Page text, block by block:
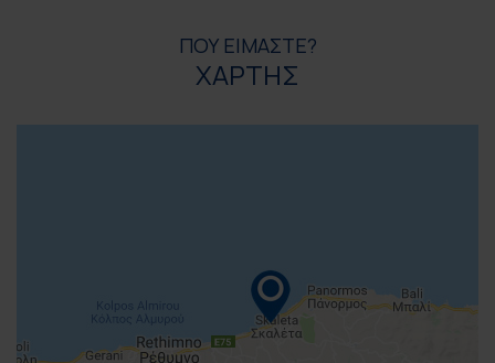
ΠΟΥ ΕΙΜΑΣΤΕ?
ΧΑΡΤΗΣ